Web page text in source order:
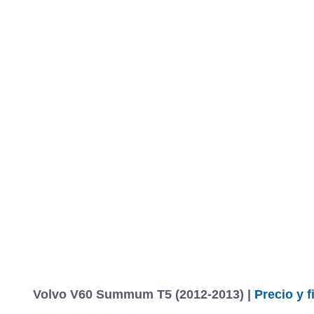
Volvo V60 Summum T5 (2012-2013) | Precio y